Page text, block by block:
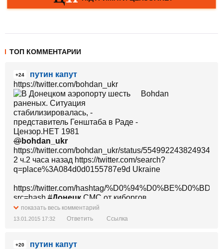
ТОП КОММЕНТАРИИ
+24
путин капут
https://twitter.com/bohdan_ukr
Bohdan
@bohdan_ukr
https://twitter.com/bohdan_ukr/status/554992243824934914
2 ч.2 часа назад https://twitter.com/search?
q=place%3A084d0d0155787e9d Ukraine
https://twitter.com/hashtag/
src=hash #Донецк СМС от киборгов
https://twitter.com/bohdan_ukr/status/
показать весь комментарий
13.01.2015 17:32 Ответить Ссылка
+20
путин капут